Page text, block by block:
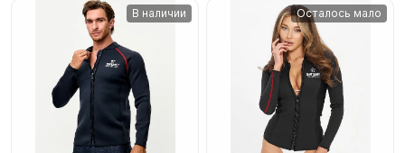
В наличии Осталось мало